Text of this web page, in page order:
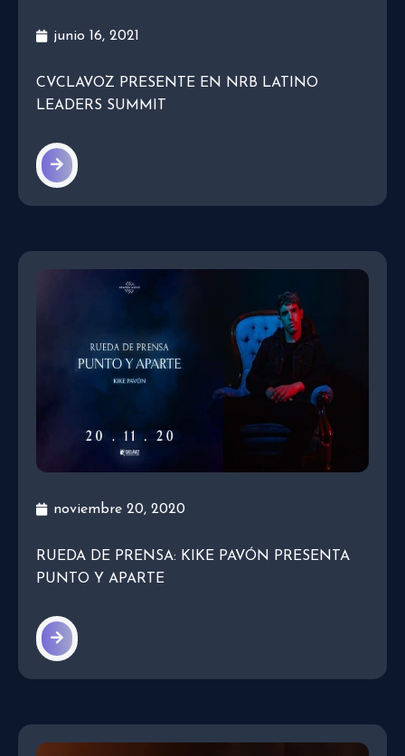
junio 16, 2021
CVCLAVOZ PRESENTE EN NRB LATINO
LEADERS SUMMIT
noviembre 20, 2020
RUEDA DE PRENSA: KIKE PAVÓN PRESENTA
PUNTO Y APARTE